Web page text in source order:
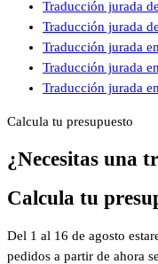
Traducción jurada
Traducción jurada
Traducción jurada
Traducción jurada
Traducción jurada
Calcula tu presupuesto
¿Necesitas una
Calcula tu
Del 1 al 16 de agosto
pedidos a partir de ahora